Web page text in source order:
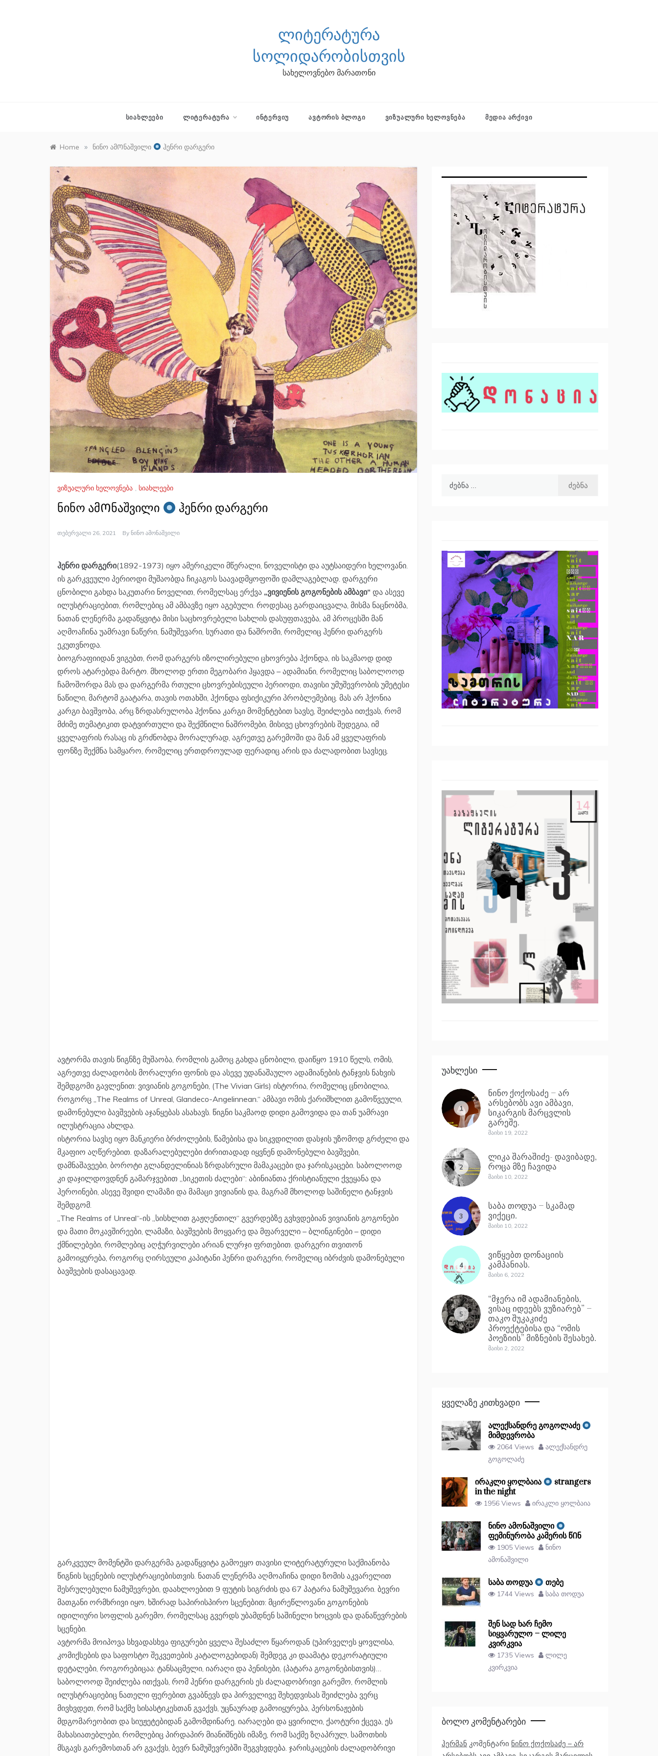
ᲚᲘᲢᲔᲠᲐᲢᲣᲠᲐ
ᲡᲝᲚᲘᲓᲐᲠᲝᲑᲘᲡᲗᲕᲘᲡ
სახელოვნებო მარათონი
ᲡᲘᲐᲮᲚᲔᲔᲑᲘ ᲚᲘᲢᲔᲠᲐᲢᲣᲠᲐ ᲘᲜᲢᲔᲠᲕᲘᲣ ᲐᲕᲢᲝᲠᲘᲡ ᲑᲚᲝᲒᲘ ᲕᲘᲖᲣᲐᲚᲣᲠᲘ ᲮᲔᲚᲝᲕᲜᲔᲑᲐ ᲛᲔᲓᲘᲐ ᲐᲠᲥᲘᲕᲘ
Home » ნინო ამᲝნაშვილი ჰენრი დარგერი
ვიზუალური ხელოვნება , სიახლეები
ნინო ამᲝნაშვილი ჰენრი დარგერი
Თებერვალი 26, 2021 By Ნინო Ამონაშვილი
ჰენრი დარგერი(1892-1973) იყო ამერიკელი მწერალი, ნოველისტი და აუტსაიდერი ხელოვანი.
ის გარკვეული პერიოდი მუშაობდა ჩიკაგოს საავადმყოფოში დამლაგებლად. დარგერი
ცნობილი გახდა საკუთარი ნოველით, რომელსაც ერქვა „ვივიენის გოგონების ამბავი“ და ასევე
ილუსტრაციებით, რომლებიც ამ ამბავზე იყო აგებული. როდესაც გარდაიცვალა, მისმა ნაცნობმა,
ნათან ლენერმა გადაწყვიტა მისი საცხოვრებელი სახლის დასუფთავება, ამ პროცესში მან
აღმოაჩინა უამრავი ნაწერი, ნამუშევარი, სურათი და ნაშრომი, რომელიც ჰენრი დარგერს
ეკუთვნოდა.
ბიოგრაფიიდან ვიგებთ, რომ დარგერს იზოლირებული ცხოვრება ჰქონდა, ის საკმაოდ დიდ
დროს ატარებდა მარტო. მხოლოდ ერთი მეგობარი ჰყავდა – ადამიანი, რომელიც საბოლოოდ
ჩამოშორდა მას და დარგერმა რთული ცხოვრებისეული პერიოდი, თავისი უმუშევრობის უმეტესი
ნაწილი, მარტომ გაატარა, თავის ოთახში, ჰქონდა ფსიქიკური პრობლემებიც. მას არ ჰქონია
კარგი ბავშვობა, არც ზრდასრულობა ჰქონია კარგი მომენტებით სავსე, შეიძლება ითქვას, რომ
მძიმე თემატიკით დატვირთული და შექმნილი ნაშრომები, მისივე ცხოვრების შედეგია, იმ
ყველაფრის რასაც ის გრძნობდა მორალურად, აგრეთვე გარემოში და მან ამ ყველაფრის
ფონზე შექმნა სამყარო, რომელიც ერთდროულად ფერადიც არის და ძალადობით სავსეც.
ავტორმა თავის წიგნზე მუშაობა, რომლის გამოც გახდა ცნობილი, დაიწყო 1910 წელს, ომის,
აგრეთვე ძალადობის მორალური ფონის და ასევე უდანაშაულო ადამიანების ტანჯვის ნახვის
შემდგომი გავლენით: ვივიანის გოგონები, (The Vivian Girls) ისტორია, რომელიც ცნობილია,
როგორც „The Realms of Unreal, Glandeco-Angelinnean.“ ამბავი ომის ქარიშხლით გამოწვეული,
დამონებული ბავშვების აჯანყებას ასახავს. წიგნი საკმაოდ დიდი გამოვიდა და თან უამრავი
ილუსტრაცია ახლდა.
ისტორია სავსე იყო მანკიერი ბრძოლების, წამებისა და სიკვდილით დასჯის უზომოდ გრძელი და
მკაფიო აღწერებით. დაზარალებულები ძირითადად იყვნენ დამონებული ბავშვები,
დამნაშავეები, ბოროტი გლანდელინიას ზრდასრული მამაკაცები და ჯარისკაცები. საბოლოოდ
კი დაჯილდოვდნენ გამარჯვებით „სიკეთის ძალები“: აბინიანთა ქრისტიანული ქვეყანა და
ჰეროინები, ასევე შვიდი ლამაზი და მამაცი ვივიანის და, მაგრამ მხოლოდ საშინელი ტანჯვის
შემდგომ.
„The Realms of Unreal“-ის „სისხლით გაჟღენთილ“ გვერდებზე გვხვდებიან ვივიანის გოგონები
და მათი მოკავშირეები, ლამაზი, ბავშვების მოყვარე და მფარველი – ბლინგინები – დიდი
ქმნილებები, რომლებიც აღჭურვილები არიან ლურჯი ფრთებით. დარგერი თვითონ
გამოიყურება, როგორც ღირსეული კაპიტანი ჰენრი დარგერი, რომელიც იბრძვის დამონებული
ბავშვების დასაცავად.
გარკვეულ მომენტში დარგერმა გადაწყვიტა გამოეყო თავისი ლიტერატურული საქმიანობა
წიგნის სცენების ილუსტრაციებისთვის. ნათან ლენერმა აღმოაჩინა დიდი ზომის აკვარელით
შესრულებული ნამუშევრები, დაახლოებით 9 ფუტის სიგრძის და 67 პატარა ნამუშევარი. ბევრი
მათგანი ორმხრივი იყო, ხშირად საპირისპირო სცენებით: მცირეწლოვანი გოგონების
იდილიური სოფლის გარემო, რომელსაც გვერდს უბამდნენ საშინელი ხოცვის და დანაწევრების
სცენები.
ავტორმა მოიპოვა სხვადასხვა ფიგურები ყველა შესაძლო წყაროდან (უპირველეს ყოვლისა,
კომიქსების და საფოსტო შეკვეთების კატალოგებიდან) შემდეგ კი დაამატა დეკორატიული
დეტალები, როგორებიცაა: ტანსაცმელი, იარაღი და პენისები, (პატარა გოგონებისთვის)…
საბოლოოდ შეიძლება ითქვას, რომ ჰენრი დარგერის ეს ძალადობრივი გარემო, რომლის
ილუსტრაციებიც ნათელი ფერებით გვაბნევს და პირველივე შეხედვისას შეიძლება ვერც
მივხვდეთ, რომ საქმე სისასტიკესთან გვაქვს, უცნაურად გამოიყურება, პერსონაჟების
მდგომარეობით და სიუჟეტებიდან გამომდინარე. იარაღები და ყვირილი, ქაოტური ქცევა, ეს
მახასიათებლები, რომლებიც პირდაპირ მიანიშნებს იმაზე, რომ საქმე ზღაპრულ, სამოთხის
მსგავს გარემოსთან არ გვაქვს, ბევრ ნამუშევრებში შეგვხვდება. ჯარისკაცების ძალადობრივი
ძებნა:
Უახლესი
1
ნინო ქოქოსაძე – არ
არსებობს ავი ამბავი,
სიკარგის მარცვლის
გარეშე.
Მაისი 19, 2022
2
ლიკა შარაშიძე- დავიბადე,
როცა მზე ჩავიდა
Მაისი 10, 2022
3
საბა თოდუა – სკამად
ვიქეცი.
Მაისი 10, 2022
4
ვიწყებთ დონაციის
კამპანიას.
Მაისი 6, 2022
5
“მჯერა იმ ადამიანების,
ვისაც იდეებს ვუზიარებ” –
თაკო შუკაკიძე
პროექტებისა და “ომის
პოეზიის” მიზნების შესახებ.
Მაისი 2, 2022
Ყველაზე Კითხვადი
ალექსანდრე გოგოლაძე
მიმდევრობა
2064 Views
ალექსანდრე
გოგოლაძე
ირაკლი ყოლბაია
strangers
in the night
1956 Views ირაკლი ყოლბაია
ნინო ამონაშვილი
ფემინურობა კამერის წᲘნ
1905 Views
ნინო
ამონაშვილი
საბა თოდუა თებე
1744 Views საბა თოდუა
შენ სად ხარ ჩემო
სიყვარულო – ლილე
კვირკვია
1735 Views
ლილე
კვირკვია
Ბოლო Კომენტარები
ჰერმან კომენტარი ნინო ქოქოსაძე – არ